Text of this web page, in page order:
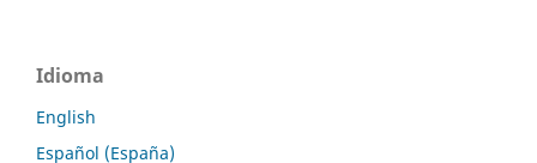
Idioma
English
Español (España)